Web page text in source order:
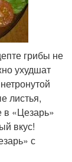
грибы не
ухудшат
листья,
в «Цезарь»
вкус!
с